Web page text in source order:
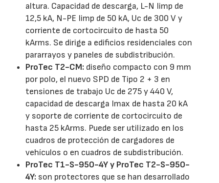
altura. Capacidad de descarga, L-N Iimp de
12,5 kA, N-PE Iimp de 50 kA, Uc de 300 V y
corriente de cortocircuito de hasta 50
kArms. Se dirige a edificios residenciales con
pararrayos y paneles de subdistribución.
ProTec T2-CM: diseño compacto con 9 mm
por polo, el nuevo SPD de Tipo 2 + 3 en
tensiones de trabajo Uc de 275 y 440 V,
capacidad de descarga Imax de hasta 20 kA
y soporte de corriente de cortocircuito de
hasta 25 kArms. Puede ser utilizado en los
cuadros de protección de cargadores de
vehículos o en cuadros de subdistribución.
ProTec T1-S-950-4Y y ProTec T2-S-950-
4Y: son protectores que se han desarrollado